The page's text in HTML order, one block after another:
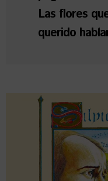
Las flores
querido